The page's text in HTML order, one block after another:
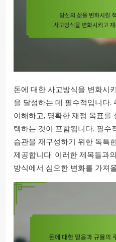
돈에 대한 사고방식을 변화시
을 달성하는 데 필수적입니다.
이해하고, 명확한 재정 목표를
택하는 것이 포함됩니다. 필수
습관을 재구성하기 위한 독특
제공합니다. 이러한 제목들과
방식에서 심오한 변화를 가져